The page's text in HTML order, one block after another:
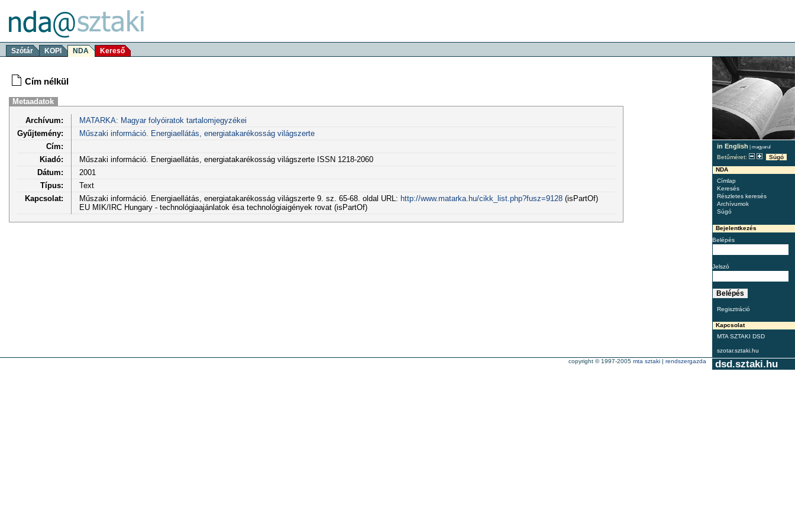
Szótár KOPI NDA Kereső
in English | magyarul
Betűméret:
Súgó
NDA
Címlap
Keresés
Részletes keresés
Archívumok
Súgó
Bejelentkezés
Belépés
Jelszó
Regisztráció
Kapcsolat
MTA SZTAKI DSD
szotar.sztaki.hu
Cím nélkül
Metaadatok
Archívum:
MATARKA: Magyar folyóiratok tartalomjegyzékei
Gyűjtemény:
Műszaki információ. Energiaellátás, energiatakarékosság világszerte
Cím:
Kiadó:
Műszaki információ. Energiaellátás, energiatakarékosság világszerte ISSN 1218-2060
Dátum:
2001
Típus:
Text
Kapcsolat:
Műszaki információ. Energiaellátás, energiatakarékosság világszerte 9. sz. 65-68. oldal URL: http://www.matarka.hu/cikk_list.php?fusz=9128(isPartOf)
EU MIK/IRC Hungary - technológiaajánlatok ésa technológiaigények rovat (isPartOf)
dsd.sztaki.hu
copyright © 1997-2005 mta sztaki | rendszergazda